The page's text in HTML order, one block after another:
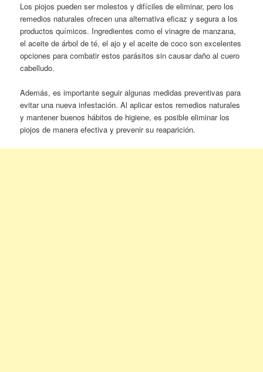
Los piojos pueden ser molestos y difíciles de eliminar, pero los
remedios naturales ofrecen una alternativa eficaz y segura a los
productos químicos. Ingredientes como el vinagre de manzana,
el aceite de árbol de té, el ajo y el aceite de coco son excelentes
opciones para combatir estos parásitos sin causar daño al cuero
cabelludo.
Además, es importante seguir algunas medidas preventivas para
evitar una nueva infestación. Al aplicar estos remedios naturales
y mantener buenos hábitos de higiene, es posible eliminar los
piojos de manera efectiva y prevenir su reaparición.